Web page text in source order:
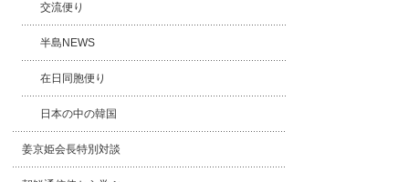
交流便り
半島NEWS
在日同胞便り
日本の中の韓国
姜京姫会長特別対談